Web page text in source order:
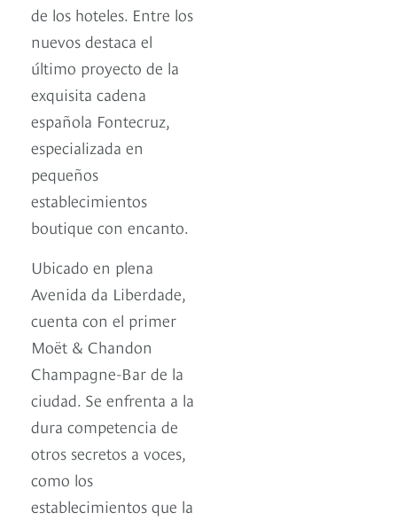
de los hoteles. Entre los
nuevos destaca el
último proyecto de la
exquisita cadena
española Fontecruz,
especializada en
pequeños
establecimientos
boutique con encanto.
Ubicado en plena
Avenida da Liberdade,
cuenta con el primer
Moët & Chandon
Champagne-Bar de la
ciudad. Se enfrenta a la
dura competencia de
otros secretos a voces,
como los
establecimientos que la